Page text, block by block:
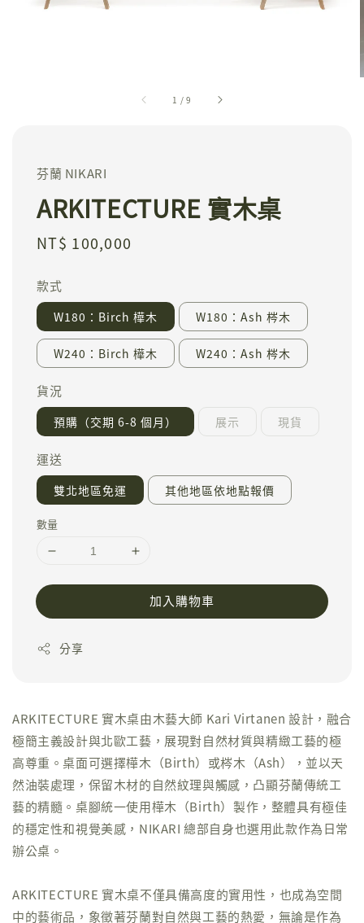
1 /9
芬蘭 NIKARI
ARKITECTURE 實木桌
Regular
NT$ 100,000
款式
W180：Birch 樺木 W180：Ash 梣木
W240：Birch 樺木 W240：Ash 梣木
貨況
預購（交期 6-8 個月） 展示 現貨
運送
雙北地區免運 其他地區依地點報價
數量
加入購物車
分享
ARKITECTURE 實木桌由木藝大師 Kari Virtanen 設計，融合
極簡主義設計與北歐工藝，展現對自然材質與精緻工藝的極
高尊重。桌面可選擇樺木（Birth）或梣木（Ash），並以天
然油裝處理，保留木材的自然紋理與觸感，凸顯芬蘭傳統工
藝的精髓。桌腳統一使用樺木（Birth）製作，整體具有極佳
的穩定性和視覺美感，NIKARI 總部自身也選用此款作為日常
辦公桌。
ARKITECTURE 實木桌不僅具備高度的實用性，也成為空間
中的藝術品，象徵著芬蘭對自然與工藝的熱愛，無論是作為